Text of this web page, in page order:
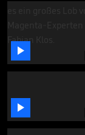
minutes,

